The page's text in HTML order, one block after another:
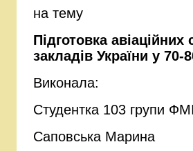
на тему
Підготовка
закладів України у 70-
Виконала:
Студентка 103 групи
Саповська Марина